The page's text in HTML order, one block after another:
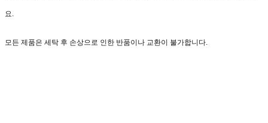
요.
모든 제품은 세탁 후 손상으로 인한 반품이나 교환이 불가합니다.